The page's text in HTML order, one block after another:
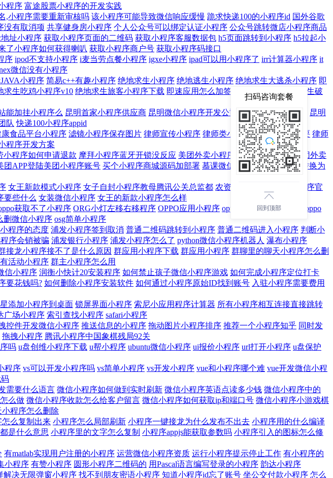
程序 富途股票小程序的开发实践
,小程序需要重新审核吗 该小程序可能导致微信响应缓慢 跪求快递100的小程序id 国外谷歌
没有取消项 共享健身房小程序 个人公众号可以绑定认证小程序 公众号跳转微店小程序商品
址小程序 获取小程序页面的二维码 获取小程序客服数据包 h5页面跳转到小程序 h5拉起小
了小程序如何获得喇叭 获取小程序商户号 获取小程序码接口
序 ipod不支持小程序 i麦当劳点餐小程序 igxe小程序 ipad可以用小程序了 irr计算器小程序 it
微信没有小程序
小程序 简易c++有趣小程序 绝地求生小程序 绝地逃生小程序 绝地求生大逃杀小程序 即
求生吃鸡小程序v10 绝地求生旅客小程序下载 即速应用怎么加签到小程序功能
绝地求生破
能加挂小程序么 昆明首家小程序供应商 昆明微信小程序开发公司 快站apicloud小程序
昆明
队 快递100小程序appid
食品平台小程序 滤镜小程序保存图片 律师宣传小程序 律师类小程序 旅游小程序需要 律师
程序开发方案
小程序如何申请退款 摩拜小程序蓝牙开锁没反应 美团外卖小程序怎么解绑手机号 美团外卖
团APP登陆美团小程序账号 买个小程序商城源码加部署 慕课微信小程序视频 mui.css转换为
女王新款模式小程序 女子自封小程序教母腾讯公关总监都 农资小程序案例
诺怀小程序官
要些什么 女装微信小程序 女王的新款小程序怎么样
获取不了小程序 ORG小灯左移右移程序 OPPO应用小程序 oppo手机跳一跳小程序
oppo
删微信小程序 osg简单小程序
程序的态度 浦发小程序签到取消 普通二维码跳转到小程序 普通二维码进入小程序 判断小
序会销被骗 浦发银行小程序 浦发小程序怎么了 python微信小程序机器人 瀑布小程序
接龙小程序接不了是什么原因 群应用小程序下载 群应用小程序 群聊里的聊天小程序怎么删
活动小程序 群主小程序怎么用
信小程序 润衡小快计20安装程序 如何禁止孩子微信小程序游戏 如何完成小程序定位打卡
要花钱吗? 如何删除小程序安装软件 如何通过小程序原始ID找到账号 入驻小程序需要费用
添加小程序到桌面 锁屏界面小程序 索尼小应用程序计算器 所有小程序相互连接直接跳转
广场小程序 索引查找小程序 safari小程序
控件开发微信小程序 推送信息的小程序 拖动图片小程序排序 推荐一个小程序知乎 同时发
拖拽小程序 腾讯小程序中国象棋残局92关
吗 u盘创维小程序下载 u帮小程序 ubuntu微信小程序 ui报价小程序 url打开小程序 u盘保护
程序 vs可以开发小程序吗 vs简单小程序 vs开发小程序 vue和小程序哪个难 vue开发微信小程
需要什么语言 微信小程序如何做到实时刷新 微信小程序英语点读多少钱 微信小程序中的
么做 微信小程序收款怎么给客户留言 微信小程序如何获取ip和端口号 微信小程序小游戏棋
程序怎么删除
么复制出来 小程序怎么局部刷新 小程序一键接龙为什么发布不出去 小程序用的什么编译
是什么意思 小程序里的文字怎么复制 小程序appjs能获取参数吗 小程序引入的图标怎么修
有matlab实现用户注册的小程序 运营微信小程序资质 运行小程序提示停止工作 有小程序的
小程序 有赞小程序 圆形小程序二维码的 用Pascal语言编写登录的小程序 韵达小程序
解决无限弹窗小程序 找不到朋友密语小程序 知道小程序id忘了账号 坐公交付款小程序 怎么
扫码咨询套餐
回到顶部